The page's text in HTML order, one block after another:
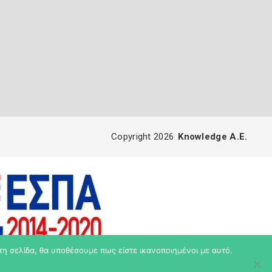
Copyright 2026 Knowledge A.E.
σελίδα, θα υποθέσουμε πως είστε ικανοποιημένοι με αυτό.